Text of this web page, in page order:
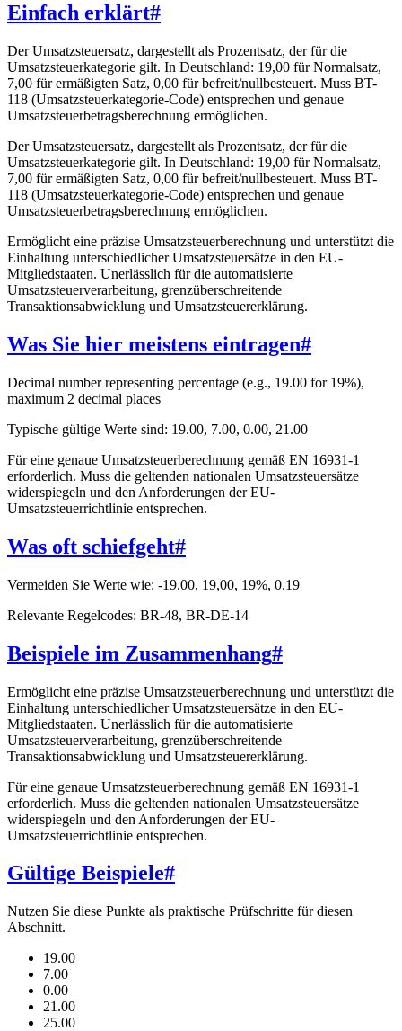
Einfach erklärt#
Der Umsatzsteuersatz, dargestellt als Prozentsatz, der für die
Umsatzsteuerkategorie gilt. In Deutschland: 19,00 für Normalsatz,
7,00 für ermäßigten Satz, 0,00 für befreit/nullbesteuert. Muss BT-
118 (Umsatzsteuerkategorie-Code) entsprechen und genaue
Umsatzsteuerbetragsberechnung ermöglichen.
Der Umsatzsteuersatz, dargestellt als Prozentsatz, der für die
Umsatzsteuerkategorie gilt. In Deutschland: 19,00 für Normalsatz,
7,00 für ermäßigten Satz, 0,00 für befreit/nullbesteuert. Muss BT-
118 (Umsatzsteuerkategorie-Code) entsprechen und genaue
Umsatzsteuerbetragsberechnung ermöglichen.
Ermöglicht eine präzise Umsatzsteuerberechnung und unterstützt die
Einhaltung unterschiedlicher Umsatzsteuersätze in den EU-
Mitgliedstaaten. Unerlässlich für die automatisierte
Umsatzsteuerverarbeitung, grenzüberschreitende
Transaktionsabwicklung und Umsatzsteuererklärung.
Was Sie hier meistens eintragen#
Decimal number representing percentage (e.g., 19.00 for 19%),
maximum 2 decimal places
Typische gültige Werte sind: 19.00, 7.00, 0.00, 21.00
Für eine genaue Umsatzsteuerberechnung gemäß EN 16931-1
erforderlich. Muss die geltenden nationalen Umsatzsteuersätze
widerspiegeln und den Anforderungen der EU-
Umsatzsteuerrichtlinie entsprechen.
Was oft schiefgeht#
Vermeiden Sie Werte wie: -19.00, 19,00, 19%, 0.19
Relevante Regelcodes: BR-48, BR-DE-14
Beispiele im Zusammenhang#
Ermöglicht eine präzise Umsatzsteuerberechnung und unterstützt die
Einhaltung unterschiedlicher Umsatzsteuersätze in den EU-
Mitgliedstaaten. Unerlässlich für die automatisierte
Umsatzsteuerverarbeitung, grenzüberschreitende
Transaktionsabwicklung und Umsatzsteuererklärung.
Für eine genaue Umsatzsteuerberechnung gemäß EN 16931-1
erforderlich. Muss die geltenden nationalen Umsatzsteuersätze
widerspiegeln und den Anforderungen der EU-
Umsatzsteuerrichtlinie entsprechen.
Gültige Beispiele#
Nutzen Sie diese Punkte als praktische Prüfschritte für diesen
Abschnitt.
19.00
7.00
0.00
21.00
25.00